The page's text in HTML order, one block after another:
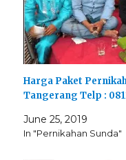
Harga Paket
Tangerang Telp :
June 25, 2019
In "Pernikahan Sunda"